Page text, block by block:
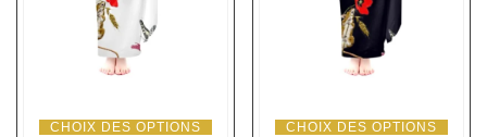
CHOIX DES OPTIONS CHOIX DES OPTIONS